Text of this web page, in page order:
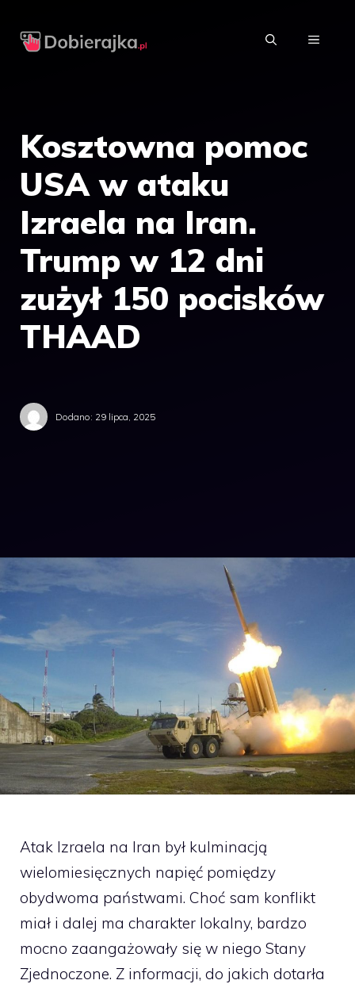
MENU
Kosztowna pomoc
USA w ataku
Izraela na Iran.
Trump w 12 dni
zużył 150 pocisków
THAAD
Dodano: 29 lipca, 2025
Atak Izraela na Iran był kulminacją
wielomiesięcznych napięć pomiędzy
obydwoma państwami. Choć sam konflikt
miał i dalej ma charakter lokalny, bardzo
mocno zaangażowały się w niego Stany
Zjednoczone. Z informacji, do jakich dotarła